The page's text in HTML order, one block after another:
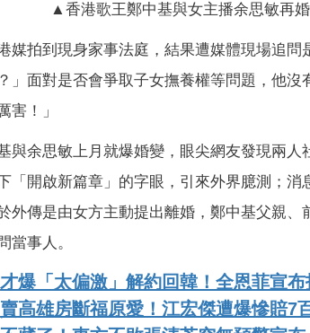
▲香港歌王鄭中基與女主播余思敏再
媒拍到現身家事法庭，結果遭媒體現場追
」面對是否會爭取子女撫養權等問題，他
害！」
與余思敏上月就爆婚變，眼尖網友發現兩
「開啟新篇章」的字眼，引來外界臆測；
外傳是由女方主動提出離婚，鄭中基父親
當事人。
才爆「太偏激」解約回韓！全恩菲宣
賣高雄房斷福原愛！江宏傑遭爆慘賠7